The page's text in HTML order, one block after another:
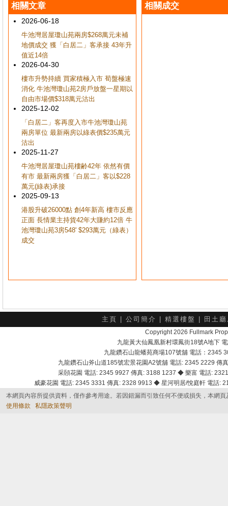
相關文章
2026-06-18
牛池灣居屋瓊山苑兩房$268萬元未補
地價成交 獲「白居二」客承接 43年升
值近14倍
2026-04-30
樓市升勢持續 買家積極入市 荀盤極速
消化 牛池灣瓊山苑2房戶放盤一星期以
自由市場價$318萬元沽出
2025-12-02
「白居二」客再度入市牛池灣瓊山苑
兩房單位 最新兩房以綠表價$235萬元
沽出
2025-11-27
牛池灣居屋瓊山苑樓齢42年 依然有價
有市 最新兩房獲「白居二」客以$228
萬元(綠表)承接
2025-09-13
港股升破26000點 創4年新高 樓市反應
正面 長情業主持貨42年大賺約12倍 牛
池灣瓊山苑3房548' $293萬元（綠表）
成交
相關成交
主頁 公司簡介 精選樓盤 田土
Copyright 2026 Fullmark
九龍黃大仙鳳凰新村環鳳街18號A地下
九龍鑽石山龍蟠苑商場107號舖 電話：2345
九龍鑽石山斧山道185號宏景花園A2號舖 電話: 2345 2229
采頣花園 電話: 2345 9927 傳真: 3188 1237 ◆ 樂富 電話:
威豪花園 電話: 2345 3331 傳真: 2328 9913 ◆ 星河明居/悅庭軒 電話
本網頁內容所提供資料，僅作參考用途。若因錯漏而引致任何不便或損失，本網
使用條款
私隱政策聲明